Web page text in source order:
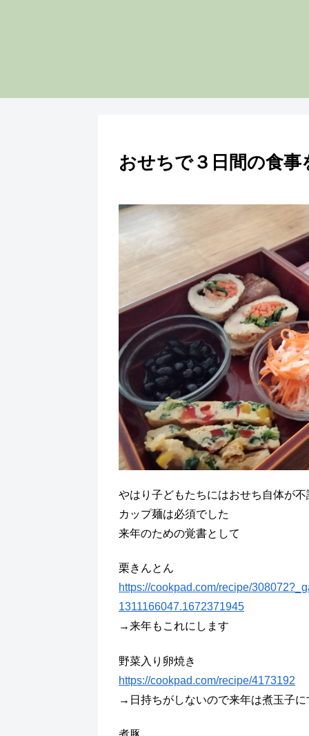
おせちで３日間の食
やはり子どもたちにはおせち自体が不
カップ麺は必須でした
来年のための覚書として
栗きんとん
https://cookpad.com/recipe/
1311166047.1672371945
→来年もこれにします
野菜入り卵焼き
https://cookpad.com/recipe/4173192
→日持ちがしないので来年は煮玉子に